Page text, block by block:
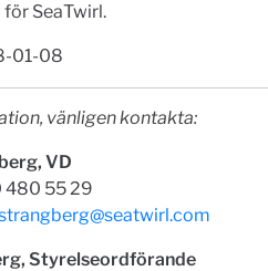
SeaTwirl.
01-08
vänligen kontakta:
VD
480 55 29
Styrelseordförande